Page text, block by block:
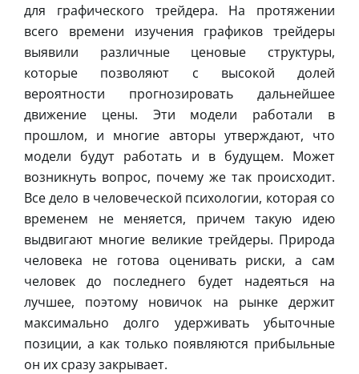
для графического трейдера. На протяжении
всего времени изучения графиков трейдеры
выявили различные ценовые структуры,
которые позволяют с высокой долей
вероятности прогнозировать дальнейшее
движение цены. Эти модели работали в
прошлом, и многие авторы утверждают, что
модели будут работать и в будущем. Может
возникнуть вопрос, почему же так происходит.
Все дело в человеческой психологии, которая со
временем не меняется, причем такую идею
выдвигают многие великие трейдеры. Природа
человека не готова оценивать риски, а сам
человек до последнего будет надеяться на
лучшее, поэтому новичок на рынке держит
максимально долго удерживать убыточные
позиции, а как только появляются прибыльные
он их сразу закрывает.